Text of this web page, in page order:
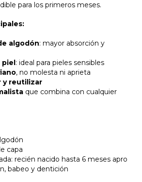
para los primeros meses.
algodón: mayor absorción y
piel: ideal para pieles sensibles
, no molesta ni aprieta
y reutilizar
que combina con cualquier
capa
recién nacido hasta 6 meses apro
babeo y dentición